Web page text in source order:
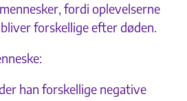
fordi oplevelserne
forskellige efter døden.
han forskellige negative